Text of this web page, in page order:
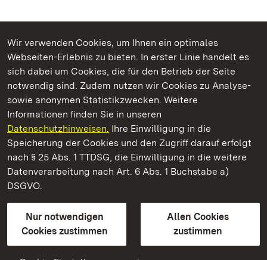
Wir verwenden Cookies, um Ihnen ein optimales
Webseiten-Erlebnis zu bieten. In erster Linie handelt es
sich dabei um Cookies, die für den Betrieb der Seite
notwendig sind. Zudem nutzen wir Cookies zu Analyse-
sowie anonymen Statistikzwecken. Weitere
Informationen finden Sie in unseren
Datenschutzhinweisen. Ihre Einwilligung in die
Speicherung der Cookies und den Zugriff darauf erfolgt
nach § 25 Abs. 1 TTDSG, die Einwilligung in die weitere
Datenverarbeitung nach Art. 6 Abs. 1 Buchstabe a)
DSGVO.
Nur notwendigen
Cookies zustimmen
Allen Cookies
zustimmen
Kommen. Staunen. Genießen.
Burgfeste Dilsberg
Staatliche Schlösser und Gärten Baden-Württemberg
Kontakt
GebärdenspracheLeichte Sprache
Erklärung zur Barrierefreiheit
BITV-konform (geprüfte Seiten)